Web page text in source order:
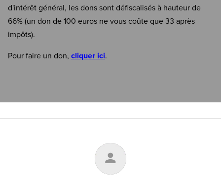
d'intérêt général, les dons sont défiscalisés à hauteur de
66% (un don de 100 euros ne vous coûte que 33 après
impôts).
Pour faire un don, cliquer ici.